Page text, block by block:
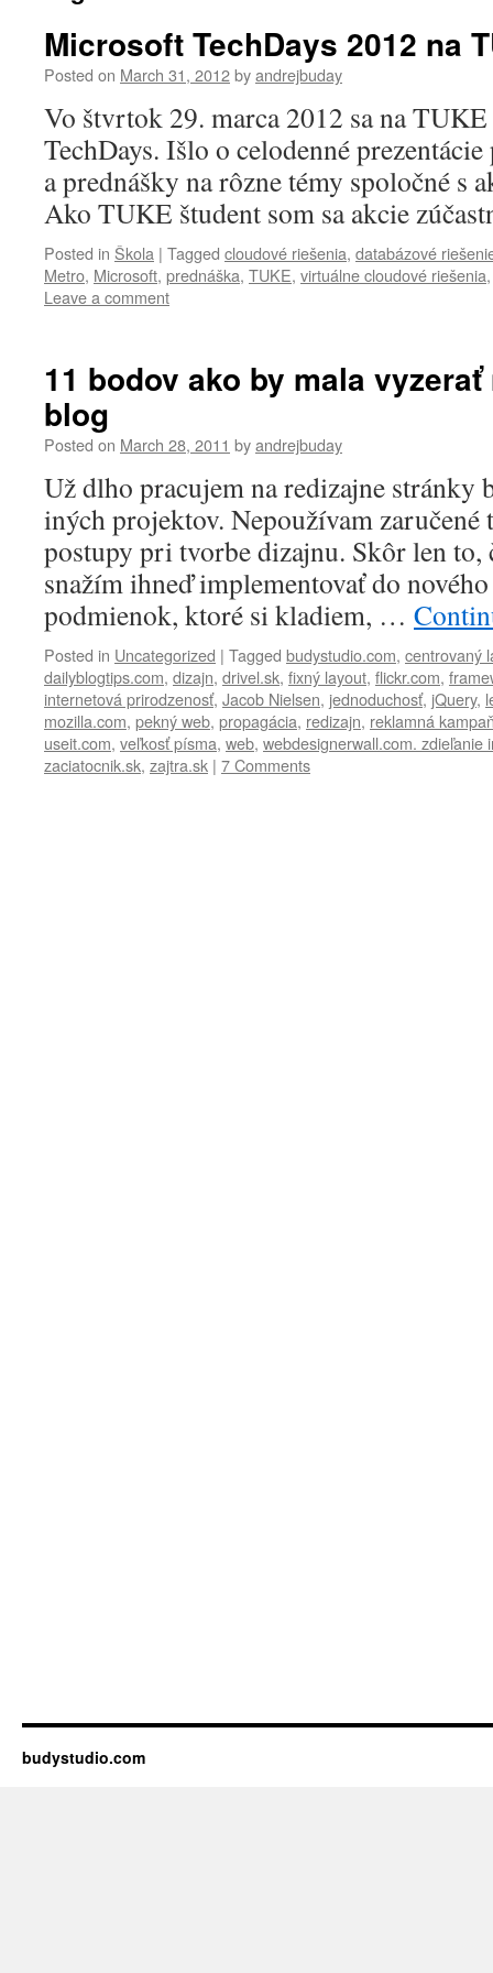
Microsoft TechDays 2012 na
Posted on March 31, 2012byandrejbuday
Vo štvrtok 29. marca 2012 sa na
TechDays. Išlo o celodenné
a prednášky na rôzne témy spoločné s
Ako TUKE študent som sa akcie
Posted in Škola | Tagged cloudové riešenia, databázové
Metro, Microsoft, prednáška, TUKE, virtuálne cloudové riešenia
Leave a comment
11 bodov ako by mala
blog
Posted on March 28, 2011 byandrejbuday
Už dlho pracujem na redizajne stránky
iných projektov. Nepoužívam
postupy pri tvorbe dizajnu. Skôr len to,
snažím ihneď implementovať do
podmienok, ktoré si kladiem, …
Posted in Uncategorized | Tagged budystudio.com, centrovaný
dailyblogtips.com, dizajn, drivel.sk, fixný layout, flickr.com,
internetová prirodzenosť, Jacob Nielsen, jednoduchosť, jQuery,
mozilla.com, pekný web, propagácia, redizajn, reklamná
useit.com, veľkosť písma, web, webdesignerwall.com. zdieľanie
zaciatocnik.sk, zajtra.sk | 7 Comments
budystudio.com